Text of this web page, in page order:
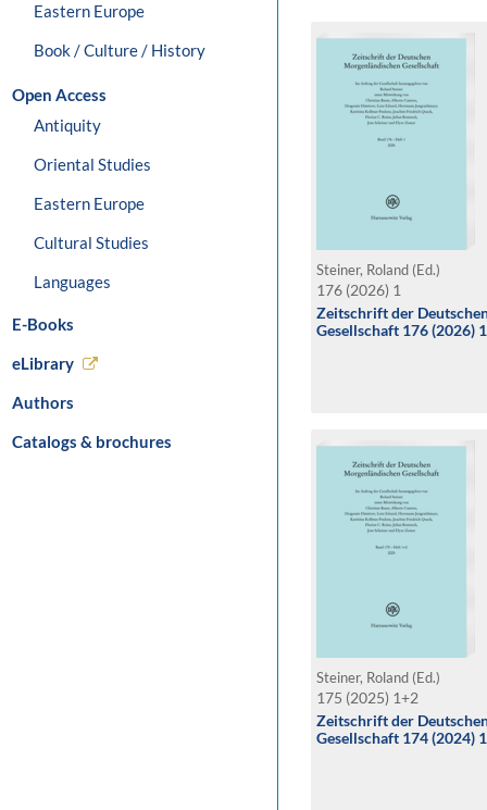
Eastern Europe
Book / Culture / History
Open Access
Antiquity
Oriental Studies
Eastern Europe
Cultural Studies
Languages
E-Books
eLibrary
Authors
Catalogs & brochures
Steiner, Roland (Ed.)
176 (2026) 1
Zeitschrift der
Gesellschaft 176 (2026) 1
Steiner, Roland (Ed.)
175 (2025) 1+2
Zeitschrift der
Gesellschaft 174 (2024)